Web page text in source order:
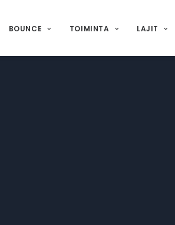
BOUNCE TOIMINTA LAJIT